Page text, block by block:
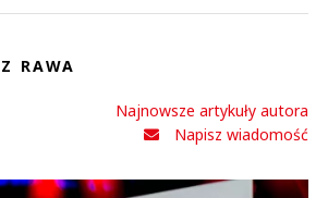
RAWA
Najnowsze artykuły autora
Napisz wiadomość